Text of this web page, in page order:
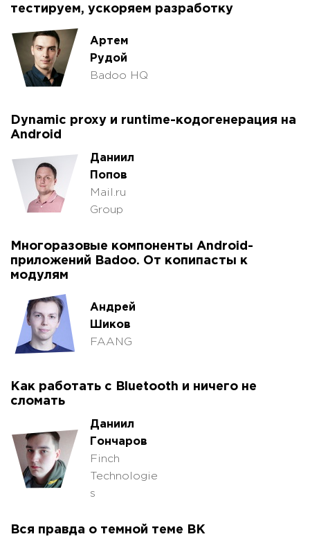
тестируем, ускоряем разработку
Артем
Рудой
Badoo HQ
Dynamic proxy и runtime-кодогенерация на
Android
Даниил
Попов
Mail.ru
Group
Многоразовые компоненты Android-
приложений Badoo. От копипасты к
модулям
Андрей
Шиков
FAANG
Как работать с Bluetooth и ничего не
сломать
Даниил
Гончаров
Finch
Technologie
s
Вся правда о темной теме ВК